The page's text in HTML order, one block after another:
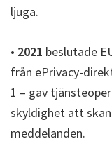
ljuga.
• 2021 beslutade
från ePrivacy-
1 – gav
skyldighet att
meddelanden.